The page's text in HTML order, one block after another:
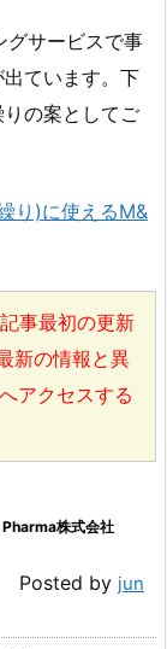
グサービスで事
ています。下
の案としてご
り)に使えるM&
事最初の更新
新の情報と異
アクセスする
株式会社
Posted by jun